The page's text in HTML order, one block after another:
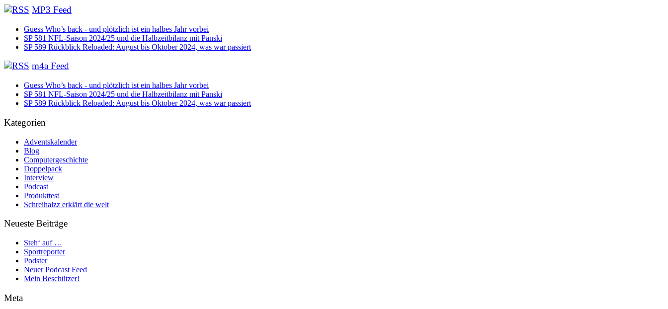
MP3 Feed
Guess Who’s back - und plötzlich ist ein halbes Jahr vorbei
SP 581 NFL-Saison 2024/25 und die Halbzeitbilanz mit Panski
SP 589 Rückblick Reloaded: August bis Oktober 2024, was war passiert
m4a Feed
Guess Who’s back - und plötzlich ist ein halbes Jahr vorbei
SP 581 NFL-Saison 2024/25 und die Halbzeitbilanz mit Panski
SP 589 Rückblick Reloaded: August bis Oktober 2024, was war passiert
Kategorien
Adventskalender
Blog
Computergeschichte
Doppelpack
Interview
Podcast
Produkttest
Schreihalzz erklärt die welt
Neueste Beiträge
Steh‘ auf …
Sportreporter
Podster
Neuer Podcast Feed
Mein Beschützer!
Meta